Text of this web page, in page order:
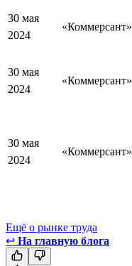
30 мая
2024
«Коммерсант»
30 мая
2024
«Коммерсант»
30 мая
2024
«Коммерсант»
Ещё о рынке труда
↩ На главную блога